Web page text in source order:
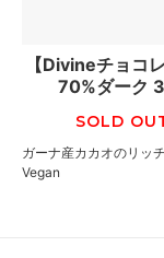
【Divineチョコ
70%ダーク
SOLD
ガーナ産カカオのリッ
Vegan